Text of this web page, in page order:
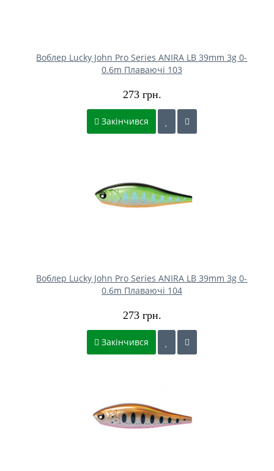
Воблер Lucky John Pro Series ANIRA LB 39mm 3g 0-
0.6m Плаваючі 103
273 грн.
Закінчився
Воблер Lucky John Pro Series ANIRA LB 39mm 3g 0-
0.6m Плаваючі 104
273 грн.
Закінчився